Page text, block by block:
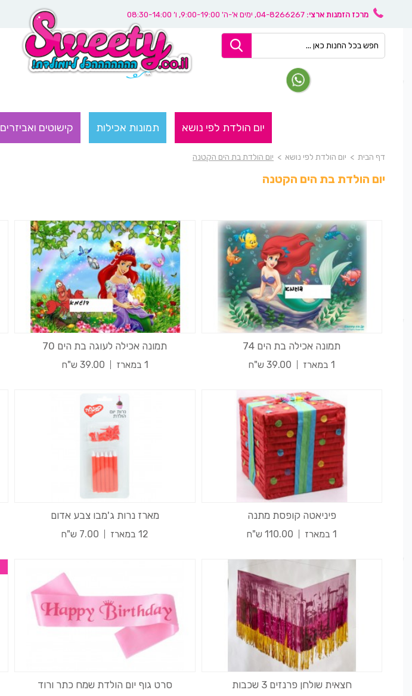
מרכז הזמנות ארצי: 04-8266267, ימים א'-ה' 9:00-19:00, ו’ 08:30-14:00
יום הולדת לפי נושא תמונות אכילות קישוטים ואביזרים
דף הבית > יום הולדת לפי נושא > יום הולדת בת הים הקטנה
יום הולדת בת הים הקטנה
תמונה אכילה בת הים 74
1 במארז 39.00 ש"ח
תמונה אכילה לעוגה בת הים 70
1 במארז 39.00 ש"ח
פיניאטה קופסת מתנה
1 במארז 110.00 ש"ח
מארז נרות ג'מבו צבע אדום
12 במארז 7.00 ש"ח
חצאית שולחן פרנזים 3 שכבות סרט גוף יום הולדת שמח כתר ורוד